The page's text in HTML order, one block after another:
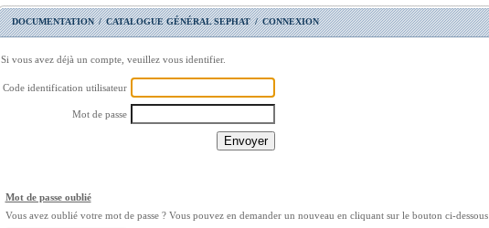
DOCUMENTATION / CATALOGUE GÉNÉRAL SEPHAT / CONNEXION
Si vous avez déjà un compte, veuillez vous identifier.
Code identification utilisateur
Mot de passe
Mot de passe oublié
Vous avez oublié votre mot de passe ? Vous pouvez en demander un nouveau en cliquant sur le bouton ci-dessous